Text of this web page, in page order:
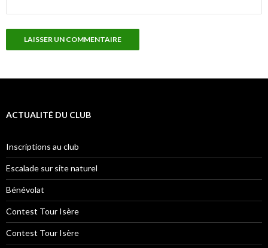
ACTUALITÉ DU CLUB
Inscriptions au club
Escalade sur site naturel
Bénévolat
Contest Tour Isère
Contest Tour Isère